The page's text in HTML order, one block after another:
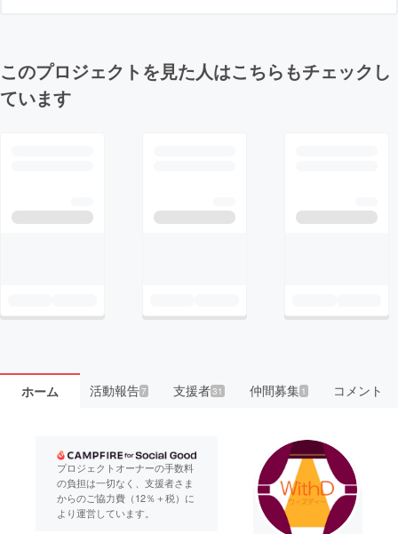
このプロジェクトを見た人はこちらもチェックし
ています
ホーム 活動報告7 支援者31 仲間募集 1 コメント
プロジェクトオーナーの手数料
の負担は一切なく、支援者さま
からのご協力費（12％＋税）に
より運営しています。